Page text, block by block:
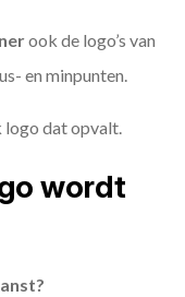
ook de logo’s van
en minpunten.
dat opvalt.
wordt